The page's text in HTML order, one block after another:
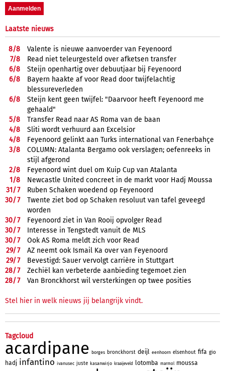
Laatste nieuws
8/8
Valente is nieuwe aanvoerder van Feyenoord
7/8
Read niet teleurgesteld over afketsen transfer
6/8
Steijn openhartig over debuutjaar bij Feyenoord
6/8
Bayern haakte af voor Read door twijfelachtig
blessureverleden
6/8
Steijn kent geen twijfel: "Daarvoor heeft Feyenoord me
gehaald"
5/8
Transfer Read naar AS Roma van de baan
4/8
Sliti wordt verhuurd aan Excelsior
4/8
Feyenoord gelinkt aan Turks international van Fenerbahçe
3/8
COLUMN: Atalanta Bergamo ook verslagen; oefenreeks in
stijl afgerond
2/8
Feyenoord wint duel om Kuip Cup van Atalanta
1/8
Newcastle United concreet in de markt voor Hadj Moussa
31/7
Ruben Schaken woedend op Feyenoord
30/7
Twente ziet bod op Schaken resoluut van tafel geveegd
worden
30/7
Feyenoord ziet in Van Rooij opvolger Read
30/7
Interesse in Tengstedt vanuit de MLS
30/7
Ook AS Roma meldt zich voor Read
29/7
AZ neemt ook Ismail Ka over van Feyenoord
29/7
Bevestigd: Sauer vervolgt carrière in Stuttgart
28/7
Zechiël kan verbeterde aanbieding tegemoet zien
28/7 Van Bronckhorst wil versterkingen op twee posities
Stel hier in welk nieuws jij belangrijk vindt.
Tagcloud
acardipane borges bronckhorst deijl eenhoorn elsenhout fifa gio
hadj infantino ivanusec juste kasanwirjo kraaijeveld lotomba marmol moussa